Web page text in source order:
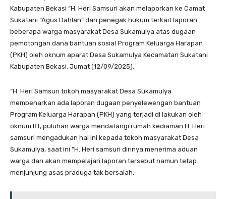
Kabupaten Bekasi “H. Heri Samsuri akan melaporkan ke Camat
Sukatani “Agus Dahlan” dan penegak hukum terkait laporan
beberapa warga masyarakat Desa Sukamulya atas dugaan
pemotongan dana bantuan sosial Program Keluarga Harapan
(PKH) oleh oknum aparat Desa Sukamulya Kecamatan Sukatani
Kabupaten Bekasi. Jumat (12/09/2025).
“H. Heri Samsuri tokoh masyarakat Desa Sukamulya
membenarkan ada laporan dugaan penyelewengan bantuan
Program Keluarga Harapan (PKH) yang terjadi di lakukan oleh
oknum RT, puluhan warga mendatangi rumah kediaman H. Heri
samsuri mengadukan hal ini kepada tokoh masyarakat Desa
Sukamulya, saat ini “H. Heri samsuri dirinya menerima aduan
warga dan akan mempelajari laporan tersebut namun tetap
menjunjung asas praduga tak bersalah.